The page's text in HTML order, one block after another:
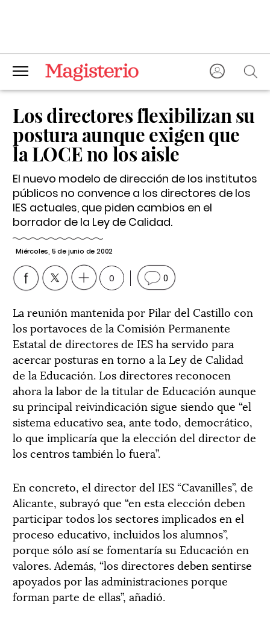
Los directores flexibilizan su
postura aunque exigen que
la LOCE no los aisle
El nuevo modelo de dirección de los institutos
públicos no convence a los directores de los
IES actuales, que piden cambios en el
borrador de la Ley de Calidad.
Miércoles, 5 de junio de 2002
0 0
La reunión mantenida por Pilar del Castillo con
los portavoces de la Comisión Permanente
Estatal de directores de IES ha servido para
acercar posturas en torno a la Ley de Calidad
de la Educación. Los directores reconocen
ahora la labor de la titular de Educación aunque
su principal reivindicación sigue siendo que “el
sistema educativo sea, ante todo, democrático,
lo que implicaría que la elección del director de
los centros también lo fuera”.
En concreto, el director del IES “Cavanilles”, de
Alicante, subrayó que “en esta elección deben
participar todos los sectores implicados en el
proceso educativo, incluidos los alumnos”,
porque sólo así se fomentaría su Educación en
valores. Además, “los directores deben sentirse
apoyados por las administraciones porque
forman parte de ellas”, añadió.